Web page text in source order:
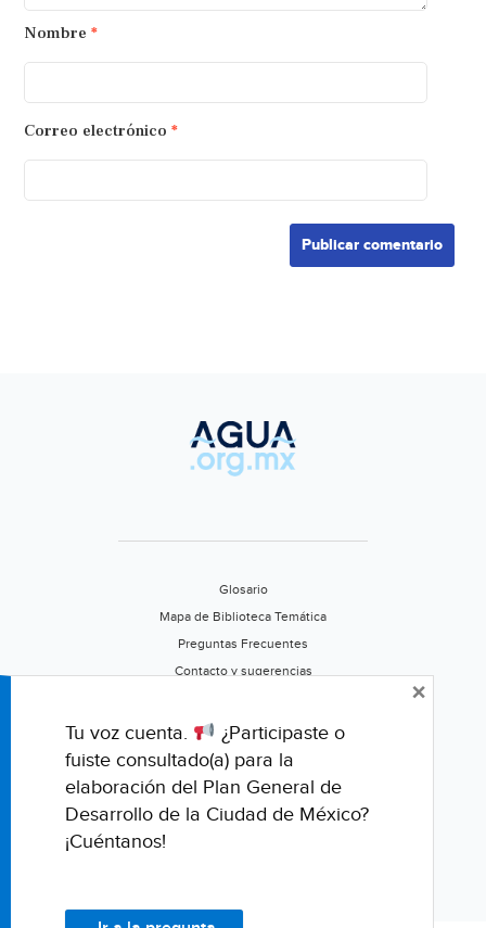
Nombre *
Correo electrónico *
Glosario
Mapa de Biblioteca Temática
Preguntas Frecuentes
Contacto y sugerencias
Califica este portal
Tu voz cuenta.
¿Participaste o
fuiste consultado(a) para la
elaboración del Plan General de
Desarrollo de la Ciudad de México?
¡Cuéntanos!
×